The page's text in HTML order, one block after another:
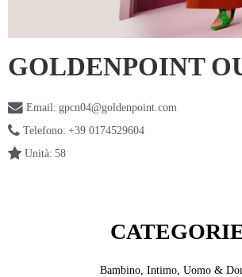
GOLDENPOINT
Email: gpcn04@goldenpoint.com
Telefono: +39 0174529604
Unità: 58
Bambino, Intimo, Uomo &